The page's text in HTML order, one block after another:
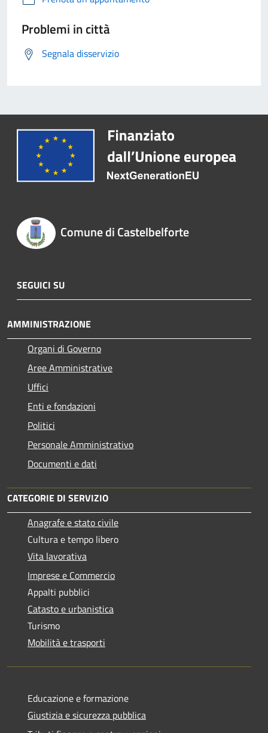
Problemi in città
Segnala disservizio
Comune di Castelbelforte
SEGUICI SU
AMMINISTRAZIONE
Organi di Governo
Aree Amministrative
Uffici
Enti e fondazioni
Politici
Personale Amministrativo
Documenti e dati
CATEGORIE DI SERVIZIO
Anagrafe e stato civile
Cultura e tempo libero
Vita lavorativa
Imprese e Commercio
Appalti pubblici
Catasto e urbanistica
Turismo
Mobilità e trasporti
Educazione e formazione
Giustizia e sicurezza pubblica